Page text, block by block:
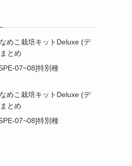
めこ栽培キットDeluxe (デ
とめ
07~08]特別種
めこ栽培キットDeluxe (デ
とめ
07~08]特別種